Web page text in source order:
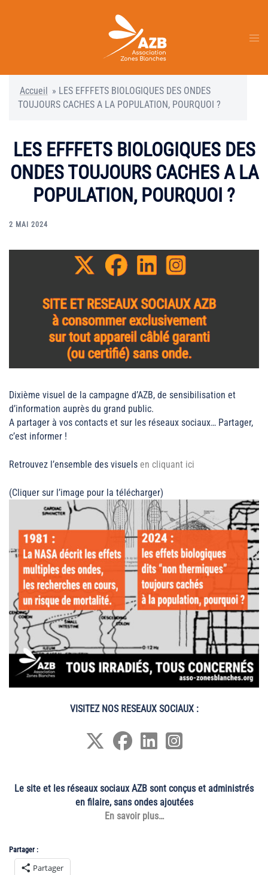
Accueil » LES EFFFETS BIOLOGIQUES DES ONDES
TOUJOURS CACHES A LA POPULATION, POURQUOI ?
LES EFFFETS BIOLOGIQUES DES
ONDES TOUJOURS CACHES A LA
POPULATION, POURQUOI ?
2 MAI 2024
Dixième visuel de la campagne d’AZB, de sensibilisation et
d’information auprès du grand public.
A partager à vos contacts et sur les réseaux sociaux… Partager,
c’est informer !
Retrouvez l’ensemble des visuels en cliquant ici
(Cliquer sur l’image pour la télécharger)
VISITEZ NOS RESEAUX SOCIAUX :
Le site et les réseaux sociaux AZB sont conçus et administrés
en filaire, sans ondes ajoutées
En savoir plus…
Partager :
Partager